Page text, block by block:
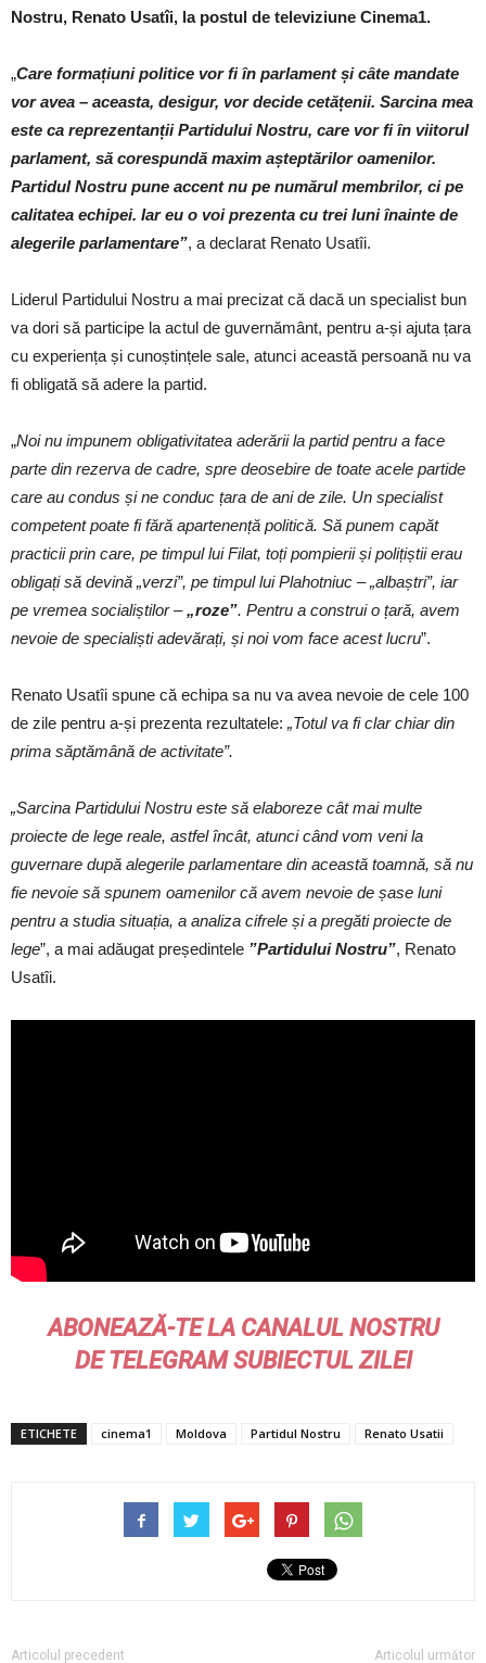
Nostru, Renato Usatîi, la postul de televiziune Cinema1.
„Care formațiuni politice vor fi în parlament și câte mandate
vor avea – aceasta, desigur, vor decide cetățenii. Sarcina mea
este ca reprezentanții Partidului Nostru, care vor fi în viitorul
parlament, să corespundă maxim așteptărilor oamenilor.
Partidul Nostru pune accent nu pe numărul membrilor, ci pe
calitatea echipei. Iar eu o voi prezenta cu trei luni înainte de
alegerile parlamentare”, a declarat Renato Usatîi.
Liderul Partidului Nostru a mai precizat că dacă un specialist bun
va dori să participe la actul de guvernământ, pentru a-și ajuta țara
cu experiența și cunoștințele sale, atunci această persoană nu va
fi obligată să adere la partid.
„Noi nu impunem obligativitatea aderării la partid pentru a face
parte din rezerva de cadre, spre deosebire de toate acele partide
care au condus și ne conduc țara de ani de zile. Un specialist
competent poate fi fără apartenență politică. Să punem capăt
practicii prin care, pe timpul lui Filat, toți pompierii și polițiștii erau
obligați să devină „verzi”, pe timpul lui Plahotniuc – „albaștri”, iar
pe vremea socialiștilor –„roze”. Pentru a construi o țară, avem
nevoie de specialiști adevărați, și noi vom face acest lucru”.
Renato Usatîi spune că echipa sa nu va avea nevoie de cele 100
de zile pentru a-și prezenta rezultatele: „Totul va fi clar chiar din
prima săptămână de activitate”.
„Sarcina Partidului Nostru este să elaboreze cât mai multe
proiecte de lege reale, astfel încât, atunci când vom veni la
guvernare după alegerile parlamentare din această toamnă, să nu
fie nevoie să spunem oamenilor că avem nevoie de șase luni
pentru a studia situația, a analiza cifrele și a pregăti proiecte de
lege”, a mai adăugat președintele ”Partidului Nostru”, Renato
Usatîi.
ABONEAZĂ-TE LA CANALUL NOSTRU
DETELEGRAMSUBIECTUL ZILEI
ETICHETE cinema1 Moldova Partidul Nostru Renato Usatii
Articolul precedent Articolul următor